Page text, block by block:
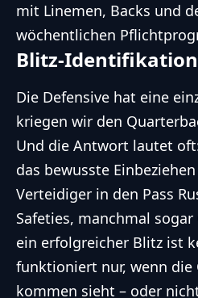
mit Linemen, Backs und
wöchentlichen
Blitz-
Die Defensive hat eine
kriegen wir den
Und die Antwort lautet
das bewusste
Verteidiger in den Pass
Safeties, manchmal
ein erfolgreicher Blitz ist
funktioniert nur, wenn die
kommen sieht – oder